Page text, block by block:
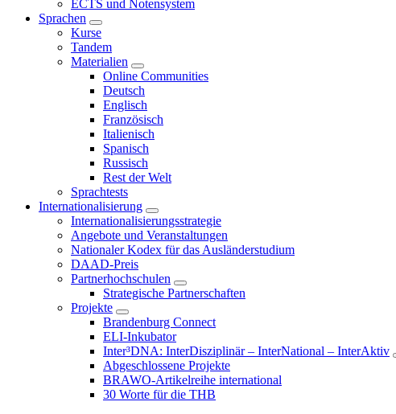
ECTS und Notensystem
Sprachen
Kurse
Tandem
Materialien
Online Communities
Deutsch
Englisch
Französisch
Italienisch
Spanisch
Russisch
Rest der Welt
Sprachtests
Internationalisierung
Internationalisierungsstrategie
Angebote und Veranstaltungen
Nationaler Kodex für das Ausländerstudium
DAAD-Preis
Partnerhochschulen
Strategische Partnerschaften
Projekte
Brandenburg Connect
ELI-Inkubator
Inter³DNA: InterDisziplinär – InterNational – InterAktiv
Abgeschlossene Projekte
BRAWO-Artikelreihe international
30 Worte für die THB